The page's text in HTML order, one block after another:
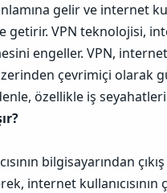
K
o
p
y
a
a
gelir ve internet
VPN teknolojisi,
engeller. VPN, internet
çevrimiçi olarak
özellikle iş
bilgisayarından
internet